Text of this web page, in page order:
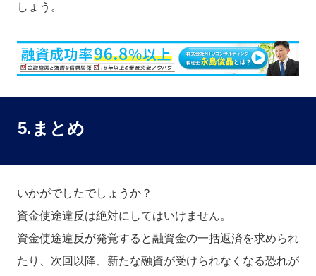
しょう。
5.まとめ
いかがでしたでしょうか？
資金使途違反は絶対にしてはいけません。
資金使途違反が発覚すると融資金の一括返済を求められ
たり、次回以降、新たな融資が受けられなくなる恐れが